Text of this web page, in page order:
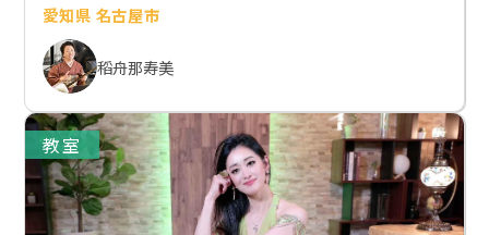
愛知県 名古屋市
稻舟那寿美
教室